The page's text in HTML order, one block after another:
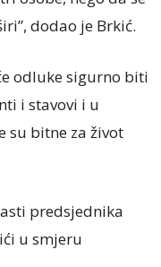
dodao je Brkić.
odluke sigurno biti
i stavovi i u
su bitne za život
predsjednika
u smjeru